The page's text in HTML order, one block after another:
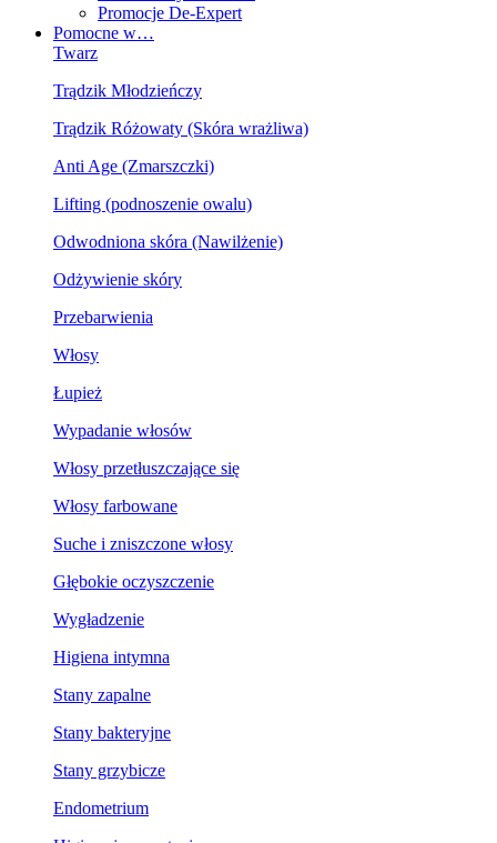
Promocje De-Expert
Pomocne w…
Twarz
Trądzik Młodzieńczy
Trądzik Różowaty (Skóra wrażliwa)
Anti Age (Zmarszczki)
Lifting (podnoszenie owalu)
Odwodniona skóra (Nawilżenie)
Odżywienie skóry
Przebarwienia
Włosy
Łupież
Wypadanie włosów
Włosy przetłuszczające się
Włosy farbowane
Suche i zniszczone włosy
Głębokie oczyszczenie
Wygładzenie
Higiena intymna
Stany zapalne
Stany bakteryjne
Stany grzybicze
Endometrium